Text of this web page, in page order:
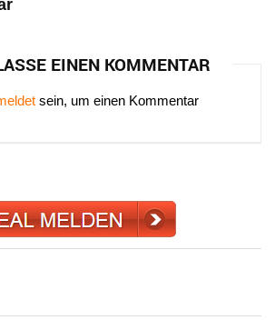
EINEN KOMMENTAR
sein, um einen Kommentar